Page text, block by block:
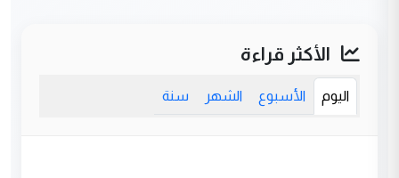
الأكثر قراءة
اليوم الأسبوع الشهر سنة